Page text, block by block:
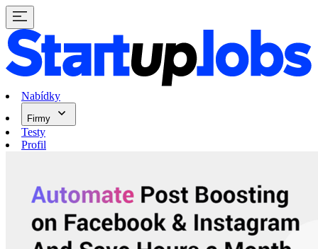
Nabídky
Firmy
Testy
Profil